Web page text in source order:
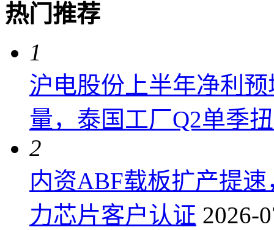
热门推荐
1
沪电股份上半年净利
量，泰国工厂Q2单季
2
内资ABF载板扩产提
力芯片客户认证 2026-